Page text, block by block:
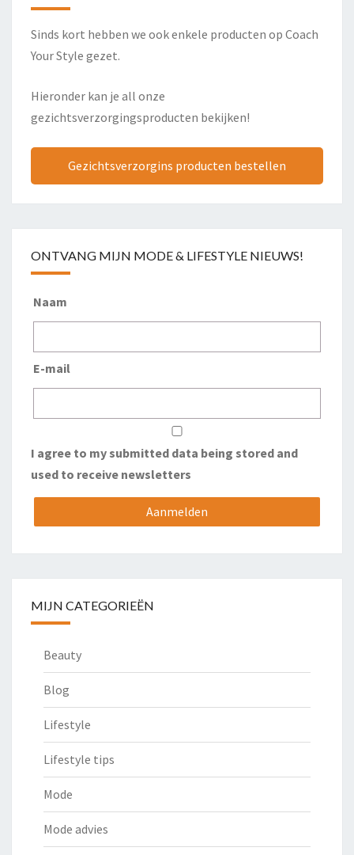
Sinds kort hebben we ook enkele producten op Coach
Your Style gezet.
Hieronder kan je all onze
gezichtsverzorgingsproducten bekijken!
Gezichtsverzorgins producten bestellen
ONTVANG MIJN MODE & LIFESTYLE NIEUWS!
Naam
E-mail
I agree to my submitted data being stored and
used to receive newsletters
MIJN CATEGORIEËN
Beauty
Blog
Lifestyle
Lifestyle tips
Mode
Mode advies